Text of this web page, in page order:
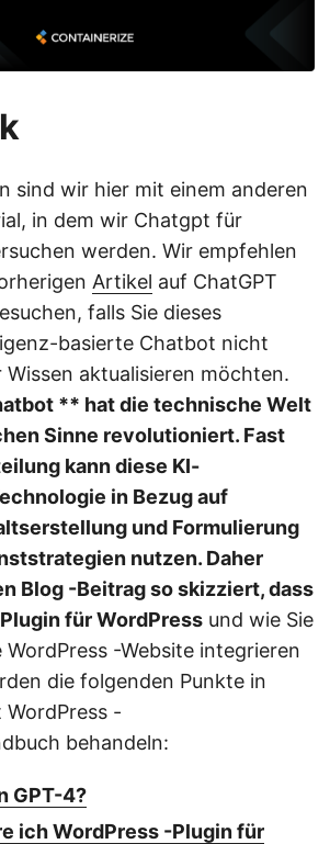
sind wir hier mit einem anderen
in dem wir Chatgpt für
werden. Wir empfehlen
Artikel auf ChatGPT
falls Sie dieses
basierte Chatbot nicht
aktualisieren möchten.
** hat die technische Welt
Sinne revolutioniert. Fast
kann diese KI-
in Bezug auf
und Formulierung
nutzen. Daher
Blog -Beitrag so skizziert, dass
für WordPress und wie Sie
WordPress -Website integrieren
die folgenden Punkte in
-
behandeln:
GPT-4?
ich WordPress -Plugin für